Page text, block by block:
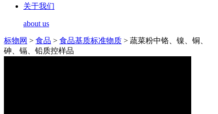
关于我们
about us
标物网 > 食品 > 食品基质标准物质 > 蔬菜粉中铬、镍、铜、
砷、镉、铅质控样品